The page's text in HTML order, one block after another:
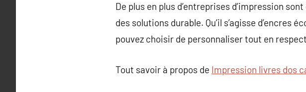
De plus en plus d’entreprises d’impression
des solutions durable. Qu’il s’agisse d’encres
pouvez choisir de personnaliser tout en
Tout savoir à propos de Impression livres dos